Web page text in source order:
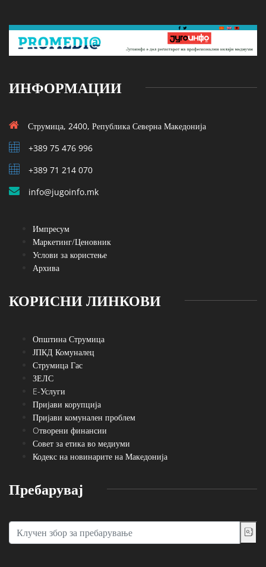
ИНФОРМАЦИИ
Струмица, 2400, Република Северна Македонија
+389 75 476 996
+389 71 214 070
info@jugoinfo.mk
Импресум
Маркетинг/Ценовник
Услови за користење
Архива
КОРИСНИ ЛИНКОВИ
Општина Струмица
ЈПКД Комуналец
Струмица Гас
ЗЕЛС
E-Услуги
Пријави корупција
Пријави комунален проблем
Oтворени финансии
Совет за етика во медиуми
Кодекс на новинарите на Македонија
Пребарувај